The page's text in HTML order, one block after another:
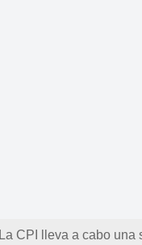
La CPI lleva a cabo una